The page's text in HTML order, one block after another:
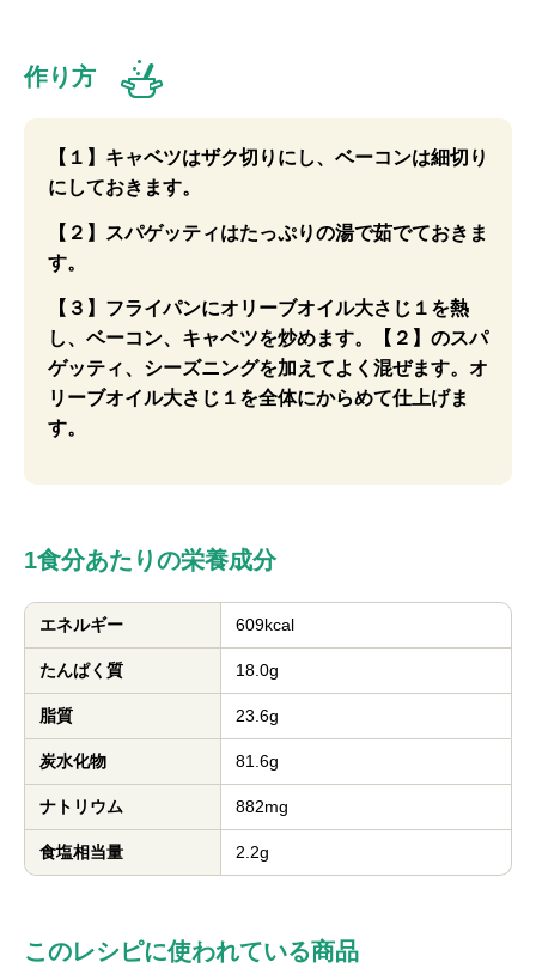
作り方
【１】キャベツはザク切りにし、ベーコンは細切り
にしておきます。
【２】スパゲッティはたっぷりの湯で茹でておきま
す。
【３】フライパンにオリーブオイル大さじ１を熱
し、ベーコン、キャベツを炒めます。【２】のスパ
ゲッティ、シーズニングを加えてよく混ぜます。オ
リーブオイル大さじ１を全体にからめて仕上げま
す。
1食分あたりの栄養成分
エネルギー 609kcal
たんぱく質 18.0g
脂質 23.6g
炭水化物 81.6g
ナトリウム 882mg
食塩相当量 2.2g
このレシピに使われている商品